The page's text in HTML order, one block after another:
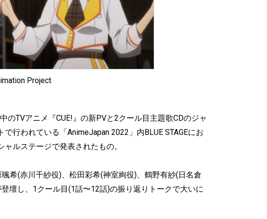
Project
のTVアニメ『CUE!』の新PVと2クール目主題歌CDのジャ
行われている「AnimeJapan 2022」内BLUE STAGEにお
ルステージで発表されたもの。
希(赤川千紗役)、松田彩希(神室絢役)、鶴野有紗(日名倉
壇し、1クール目(1話〜12話)の振り返りトークで大いに